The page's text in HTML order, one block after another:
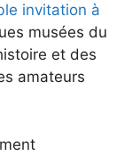
invitation à
musées du
et des
amateurs